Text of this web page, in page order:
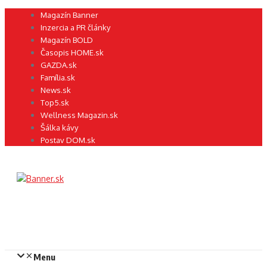
Preskočiť Magazín Banner
Inzercia a PR články
Magazín BOLD
Časopis HOME.sk
GAZDA.sk
Família.sk
News.sk
Top5.sk
Wellness Magazin.sk
Šálka kávy
Postav DOM.sk
Menu